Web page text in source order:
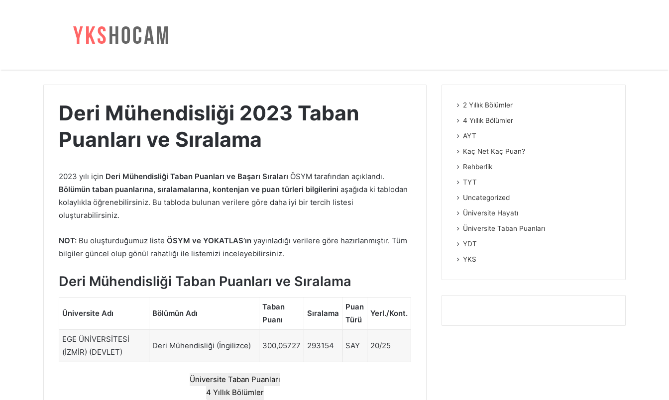
Deri Mühendisliği 2023 Taban
Puanları ve Sıralama
2023 yılı için Deri Mühendisliği Taban Puanları ve Başarı Sıraları ÖSYM tarafından açıklandı.
Bölümün taban puanlarına, sıralamalarına, kontenjan ve puan türleri bilgilerini aşağıda ki tablodan
kolaylıkla öğrenebilirsiniz. Bu tabloda bulunan verilere göre daha iyi bir tercih listesi
oluşturabilirsiniz.
NOT: Bu oluşturduğumuz liste ÖSYM ve YOKATLAS’ın yayınladığı verilere göre hazırlanmıştır. Tüm
bilgiler güncel olup gönül rahatlığı ile listemizi inceleyebilirsiniz.
Deri Mühendisliği Taban Puanları ve Sıralama
Üniversite Adı Bölümün Adı
Taban
Puanı
Sıralama
Puan
Türü
Yerl./Kont.
EGE ÜNİVERSİTESİ
(İZMİR) (DEVLET)
Deri Mühendisliği (İngilizce) 300,05727 293154 SAY 20/25
Üniversite Taban Puanları
4 Yıllık Bölümler
2 Yıllık Bölümler
4 Yıllık Bölümler
AYT
Kaç Net Kaç Puan?
Rehberlik
TYT
Uncategorized
Üniversite Hayatı
Üniversite Taban Puanları
YDT
YKS